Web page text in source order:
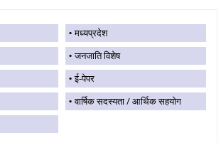
मध्यप्रदेश
जनजाति विशेष
ई-पेपर
वार्षिक सदस्यता / आर्थिक सहयोग